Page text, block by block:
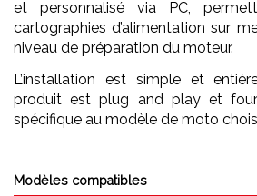
et personnalisé via PC,
cartographies d’alimentation sur
niveau de préparation du moteur.
L’installation est simple et
produit est plug and play et
spécifique au modèle de moto
Modèles compatibles